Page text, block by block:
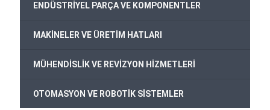
ENDÜSTRİYEL PARÇA VE KOMPONENTLER
MAKİNELER VE ÜRETİM HATLARI
MÜHENDİSLİK VE REVİZYON HİZMETLERİ
OTOMASYON VE ROBOTİK SİSTEMLER